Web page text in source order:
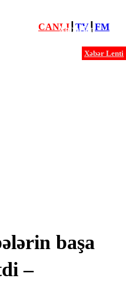
Xəbərlər
Xəbər Lenti
CANLI┃ TV┃ FM
başa
–